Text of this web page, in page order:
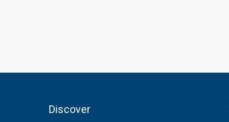
Discover